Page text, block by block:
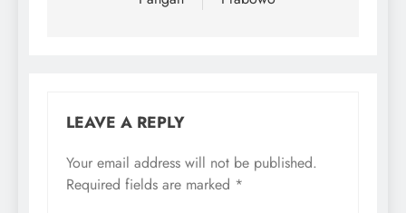
LEAVE A REPLY
Your email address will not be published.
Required fields are marked *